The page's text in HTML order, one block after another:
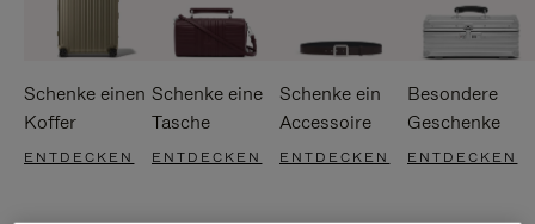
Schenke einen
Koffer
ENTDECKEN
Schenke eine
Tasche
ENTDECKEN
Schenke ein
Accessoire
ENTDECKEN
Besondere
Geschenke
ENTDECKEN